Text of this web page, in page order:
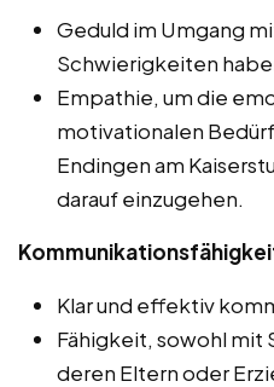
Geduld im Umgang
Schwierigkeiten
Empathie, um die
motivationalen
Endingen am
darauf einzugehen.
Klar und effektiv
Fähigkeit, sowohl mit
deren Eltern oder